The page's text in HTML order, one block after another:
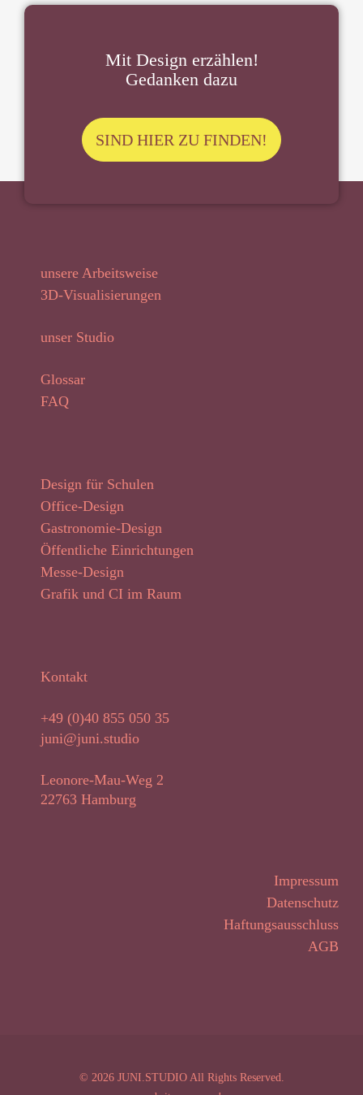
Mit Design erzählen!
Gedanken dazu
SIND HIER ZU FINDEN!
unsere Arbeitsweise
3D-Visualisierungen
unser Studio
Glossar
FAQ
Design für Schulen
Office-Design
Gastronomie-Design
Öffentliche Einrichtungen
Messe-Design
Grafik und CI im Raum
Kontakt
+49 (0)40 855 050 35
juni@juni.studio
Leonore-Mau-Weg 2
22763 Hamburg
Impressum
Datenschutz
Haftungsausschluss
AGB
© 2026 JUNI.STUDIOAll Rights Reserved.